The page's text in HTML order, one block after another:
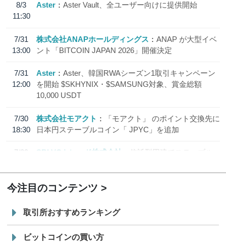
8/3
11:30
Aster Aster Vault、全ユーザー向けに提供開始
7/31
13:00
株式会社ANAPホールディングス
ANAP が大型イベ
ント「BITCOIN JAPAN 2026」開催決定
7/31
12:00
Aster
Aster、韓国RWAシーズン1取引キャンペーン
を開始 $SKHYNIX・$SAMSUNG対象、賞金総額
10,000 USDT
7/30
18:30
株式会社モアクト
「モアクト」 のポイント交換先に
日本円ステーブルコイン「 JPYC」を追加
7/29
SBI VCトレード株式会社
信託型円建てステーブル
今注目のコンテンツ
取引所おすすめランキング
ビットコインの買い方